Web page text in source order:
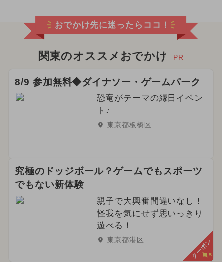
おでかけ先に迷ったらココ！
関東のオススメおでかけ PR
8/9 参加無料◆ダイナソー・ゲームパーク
恐竜がテーマの縁日イベン
ト♪
東京都板橋区
究極のドッジボール？ゲームでもスポーツ
でもない新体験
親子で大興奮間違いなし！
怪我を気にせず思いっきり
遊べる！
東京都港区 クーポン